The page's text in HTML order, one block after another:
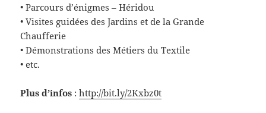
• Parcours d’énigmes – Héridou
• Visites guidées des Jardins et de la Grande
Chaufferie
• Démonstrations des Métiers du Textile
• etc.
Plus d’infos :http://bit.ly/2Kxbz0t